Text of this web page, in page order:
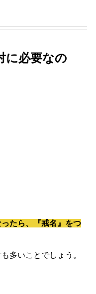
に必要なの
ったら、『戒名』をつ
多いことでしょう。